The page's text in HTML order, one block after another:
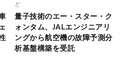
ど
量子技術のエー・スター・ク
ォンタム、JALエンジニアリ
ングから航空機の故障予測分
析基盤構築を受託